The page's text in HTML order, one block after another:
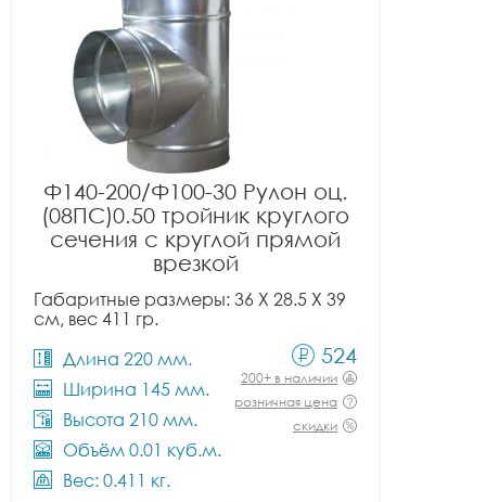
Ф140-200/Ф100-30 Рулон оц.
(08ПС)0.50 тройник круглого
сечения с круглой прямой
врезкой
Габаритные размеры: 36 X 28.5 X 39
см, вес 411 гр.
Длина 220 мм.
Ширина 145 мм.
Высота 210 мм.
Объём 0.01 куб.м.
Вес: 0.411 кг.
524
200+ в наличии
розничная цена
скидки